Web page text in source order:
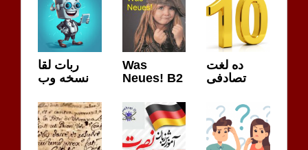
ربات لقا
نسخه وب
Was
Neues! B2
ده لغت
تصادفی